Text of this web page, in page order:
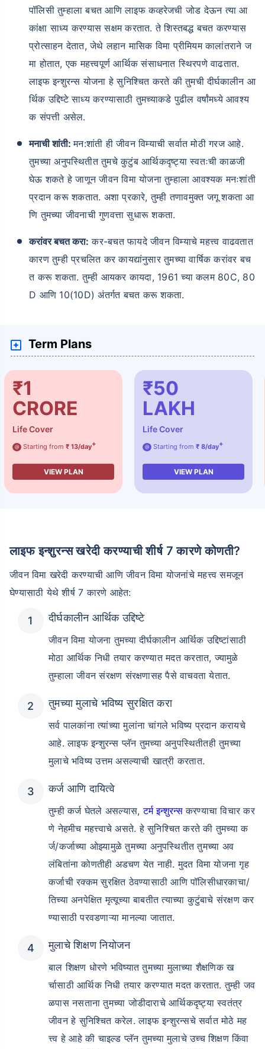
पॉलिसी तुम्हाला बचत आणि लाइफ कव्हरेजची जोड देऊन त्या आ
कांक्षा साध्य करण्यास सक्षम करतात. ते शिस्तबद्ध बचत करण्यास
प्रोत्साहन देतात, जेथे लहान मासिक विमा प्रीमियम कालांतराने ज
मा होतात, एक महत्त्वपूर्ण आर्थिक संसाधनात स्थिरपणे वाढतात.
लाइफ इन्शुरन्स योजना हे सुनिश्चित करते की तुमची दीर्घकालीन आ
र्थिक उद्दिष्टे साध्य करण्यासाठी तुमच्याकडे पुढील वर्षांमध्ये आवश्य
क संपत्ती असेल.
मनाची शांती:मन:शांती ही जीवन विम्याची सर्वात मोठी गरज आहे.
तुमच्या अनुपस्थितीत तुमचे कुटुंब आर्थिकदृष्ट्या स्वतःची काळजी
घेऊ शकते हे जाणून जीवन विमा योजना तुम्हाला आवश्यक मनःशांती
प्रदान करू शकतात. अशा प्रकारे, तुम्ही तणावमुक्त जगू शकता आ
णि तुमच्या जीवनाची गुणवत्ता सुधारू शकता.
करांवर बचत करा: कर-बचत फायदे जीवन विम्याचे महत्त्व वाढवतात
कारण तुम्ही प्रचलित कर कायद्यांनुसार तुमच्या वार्षिक करांवर बच
त करू शकता. तुम्ही आयकर कायदा, 1961 च्या कलम 80C, 80
D आणि 10(10D) अंतर्गत बचत करू शकता.
Term Plans
₹1
CRORE
Life Cover
@ Starting from ₹ 13/day+
VIEW PLAN
₹50
LAKH
Life Cover
@ Starting from ₹ 8/day+
VIEW PLAN
लाइफ इन्शुरन्स खरेदी करण्याची शीर्ष 7 कारणे कोणती?
जीवन विमा खरेदी करण्याची आणि जीवन विमा योजनांचे महत्त्व समजून
घेण्यासाठी येथे शीर्ष 7 कारणे आहेत:
दीर्घकालीन आर्थिक उद्दिष्टे
जीवन विमा योजना तुमच्या दीर्घकालीन आर्थिक उद्दिष्टांसाठी
मोठा आर्थिक निधी तयार करण्यात मदत करतात, ज्यामुळे
तुम्हाला जीवन संरक्षण संरक्षणासह पैसे वाचवता येतात.
तुमच्या मुलाचे भविष्य सुरक्षित करा
सर्व पालकांना त्यांच्या मुलांना चांगले भविष्य प्रदान करायचे
आहे. लाइफ इन्शुरन्स प्लॅन तुमच्या अनुपस्थितीतही तुमच्या
मुलाचे भविष्य उत्तम असल्याची खात्री करतात.
कर्ज आणि दायित्वे
तुम्ही कर्ज घेतले असल्यास,टर्म इन्शुरन्सकरण्याचा विचार कर
णे नेहमीच महत्त्वाचे असते. हे सुनिश्चित करते की तुमच्या क
र्ज/कर्जाच्या ओझ्यामुळे तुमच्या अनुपस्थितीत तुमच्या अव
लंबितांना कोणतीही अडचण येत नाही. मुदत विमा योजना गृह
कर्जाची रक्कम सुरक्षित ठेवण्यासाठी आणि पॉलिसीधारकाचा/
तिच्या अनपेक्षित मृत्यूच्या बाबतीत त्याच्या कुटुंबाचे संरक्षण कर
ण्यासाठी परवडणाऱ्या मानल्या जातात.
मुलाचे शिक्षण नियोजन
बाल शिक्षण धोरणे भविष्यात तुमच्या मुलाच्या शैक्षणिक ख
र्चासाठी आर्थिक निधी तयार करण्यात मदत करतात. तुम्ही जव
ळपास नसताना तुमच्या जोडीदाराचे आर्थिकदृष्ट्या स्वतंत्र
जीवन हे सुनिश्चित करेल. लाइफ इन्शुरन्सचे सर्वात मोठे मह
त्त्व हे आहे की चाइल्ड प्लॅन तुमच्या मुलाचे उच्च शिक्षण किंवा